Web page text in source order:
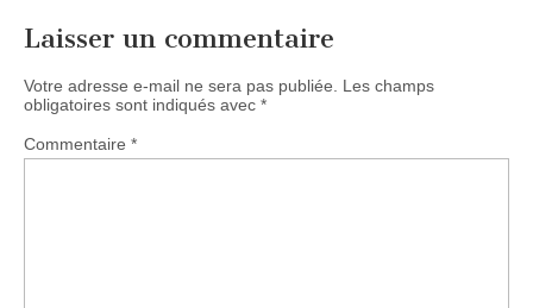
Laisser un commentaire
Votre adresse e-mail ne sera pas publiée.
Les champs
obligatoires sont indiqués avec *
Commentaire *